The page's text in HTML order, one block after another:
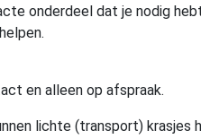
onderdeel dat je nodig
en alleen op afspraak.
lichte (transport)